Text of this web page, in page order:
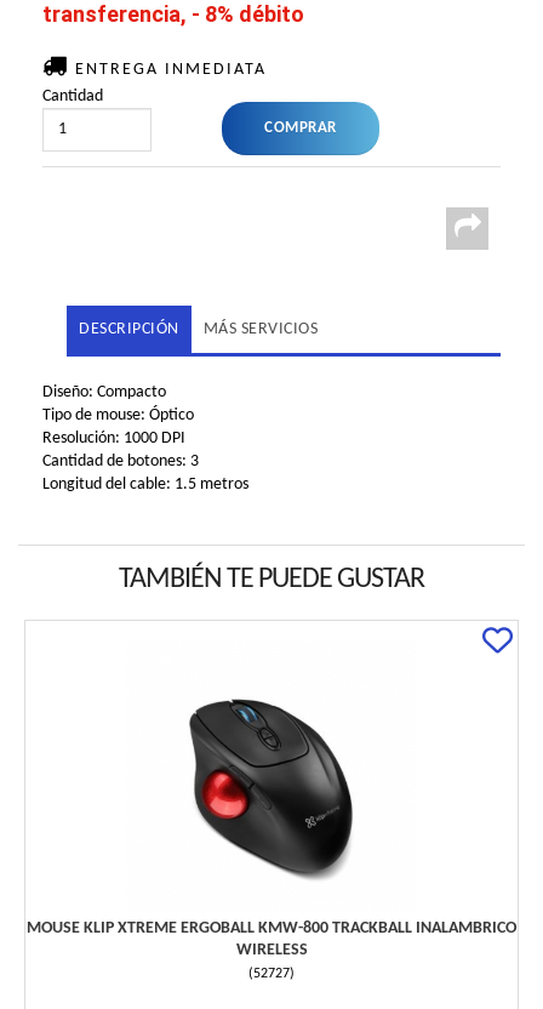
transferencia, - 8% débito
ENTREGA INMEDIATA
Cantidad
DESCRIPCIÓN MÁS SERVICIOS
Diseño: Compacto
Tipo de mouse: Óptico
Resolución: 1000 DPI
Cantidad de botones: 3
Longitud del cable: 1.5 metros
TAMBIÉN TE PUEDE GUSTAR
MOUSE KLIP XTREME ERGOBALL KMW-800 TRACKBALL INALAMBRICO
WIRELESS
(52727)